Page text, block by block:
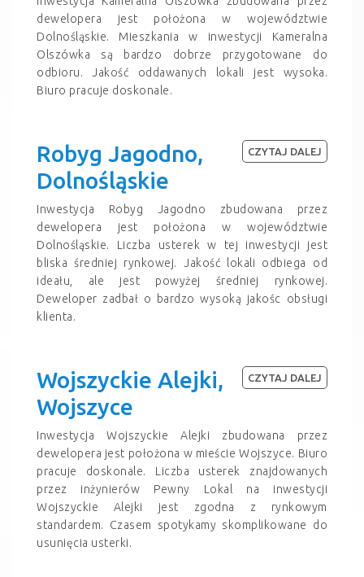
dewelopera jest położona w województwie
Dolnośląskie. Mieszkania w inwestycji Kameralna
Olszówka są bardzo dobrze przygotowane do
odbioru. Jakość oddawanych lokali jest wysoka.
Biuro pracuje doskonale.
Robyg Jagodno,
Dolnośląskie
Inwestycja Robyg Jagodno zbudowana przez
dewelopera jest położona w województwie
Dolnośląskie. Liczba usterek w tej inwestycji jest
bliska średniej rynkowej. Jakość lokali odbiega od
ideału, ale jest powyżej średniej rynkowej.
Deweloper zadbał o bardzo wysoką jakośc obsługi
klienta.
CZYTAJ DALEJ
Wojszyckie Alejki,
Wojszyce
Inwestycja Wojszyckie Alejki zbudowana przez
dewelopera jest położona w mieście Wojszyce. Biuro
pracuje doskonale. Liczba usterek znajdowanych
przez inżynierów Pewny Lokal na inwestycji
Wojszyckie Alejki jest zgodna z rynkowym
standardem. Czasem spotykamy skomplikowane do
usunięcia usterki.
CZYTAJ DALEJ